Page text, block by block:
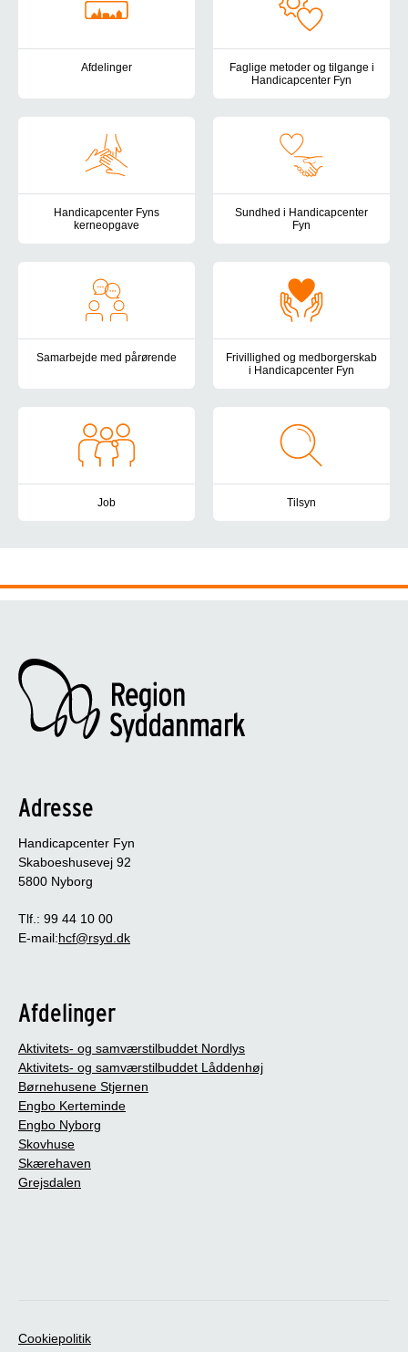
Afdelinger
Her finder du en oversigt over Handicapcenter Fyns tilbud for
Faglige metoder og tilgange i
Handicapcenter Fyn
Handicapcenter Fyns
kerneopgave
Sundhed i Handicapcenter
Fyn
Samarbejde med pårørende
I Handicapcenter Fyn lægger vi vægt på at have et
Frivillighed og medborgerskab
i Handicapcenter Fyn
Job Tilsyn
Adresse
Handicapcenter Fyn
Skaboeshusevej 92
5800 Nyborg
Tlf.: 99 44 10 00
E-mail:hcf@rsyd.dk
Afdelinger
Aktivitets- og samværstilbuddet Nordlys
Aktivitets- og samværstilbuddet Låddenhøj
Børnehusene Stjernen
Engbo Kerteminde
Engbo Nyborg
Skovhuse
Skærehaven
Grejsdalen
Cookiepolitik